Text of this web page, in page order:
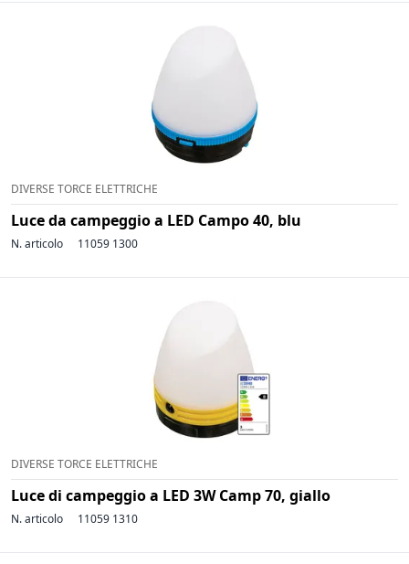
DIVERSE TORCE ELETTRICHE
Luce da campeggio a LED Campo 40, blu
N. articolo 11059 1300
DIVERSE TORCE ELETTRICHE
Luce di campeggio a LED 3W Camp 70, giallo
N. articolo 11059 1310